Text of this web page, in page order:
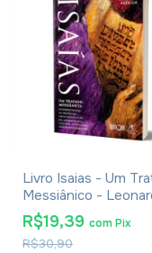
Livro Isaias - Um
Messiânico -
Andrade
R$30,90
R$19,39 comPix